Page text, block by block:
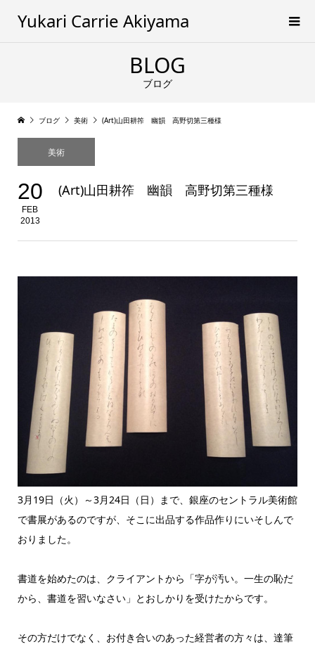
Yukari Carrie Akiyama
BLOG
ブログ
ブログ 美術 (Art)山田耕筰 幽韻 高野切第三種様
美術
20
FEB
2013
(Art)山田耕筰 幽韻 高野切第三種様
3月19日（火）～3月24日（日）まで、銀座のセントラル美術館
で書展があるのですが、そこに出品する作品作りにいそしんで
おりました。
書道を始めたのは、クライアントから「字が汚い。一生の恥だ
から、書道を習いなさい」とおしかりを受けたからです。
その方だけでなく、お付き合いのあった経営者の方々は、達筆